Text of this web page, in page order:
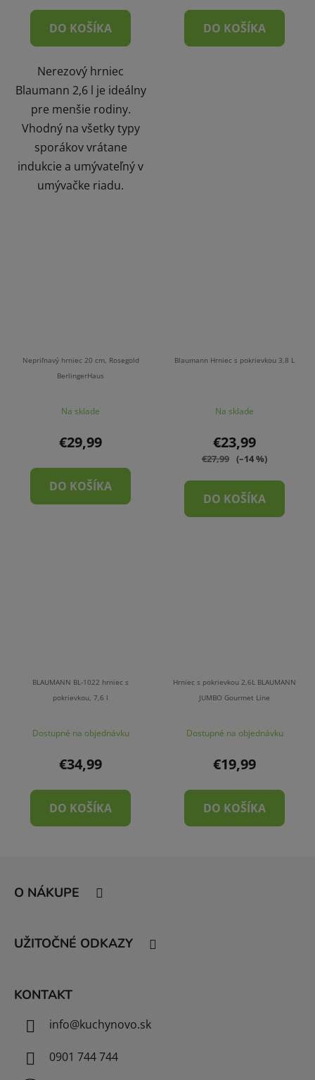
DO KOŠÍKA
Nerezový hrniec
Blaumann 2,6 l je ideálny
pre menšie rodiny.
Vhodný na všetky typy
sporákov vrátane
indukcie a umývateľný v
umývačke riadu.
DO KOŠÍKA
Nepriľnavý hrniec 20 cm, Rosegold
BerlingerHaus
Na sklade
€29,99
DO KOŠÍKA
Blaumann Hrniec s pokrievkou 3,8 L
Na sklade
€23,99
€27,99 (–14 %)
DO KOŠÍKA
BLAUMANN BL-1022 hrniec s
pokrievkou, 7,6 l
Dostupné na objednávku
€34,99
DO KOŠÍKA
Hrniec s pokrievkou 2,6L BLAUMANN
JUMBO Gourmet Line
Dostupné na objednávku
€19,99
DO KOŠÍKA
O NÁKUPE
UŽITOČNÉ ODKAZY
KONTAKT
info@kuchynovo.sk
0901 744 744